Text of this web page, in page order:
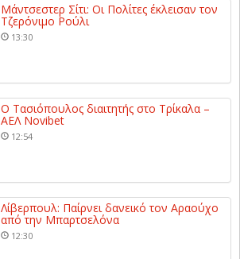
Μάντσεστερ Σίτι: Οι Πολίτες έκλεισαν τον
Τζερόνιμο Ρούλι
13:30
Ο Τασιόπουλος διαιτητής στο Τρίκαλα –
ΑΕΛ Novibet
12:54
Λίβερπουλ: Παίρνει δανεικό τον Αραούχο
από την Μπαρτσελόνα
12:30